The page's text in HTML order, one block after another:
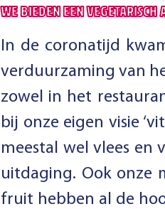
WE BIEDEN EEN VEGETARISCH
In de coronatijd
verduurzaming van
zowel in het
bij onze eigen visie
meestal wel vlees en
uitdaging. Ook onze
fruit hebben al de